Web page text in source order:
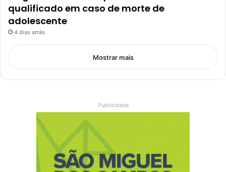
qualificado em caso de morte de
adolescente
4 dias atrás
Mostrar mais
Publicidade